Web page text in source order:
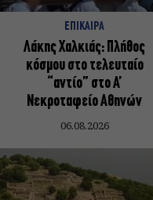
ΕΠΙΚΑΙΡΑ
Λάκης Χαλκιάς: Πλήθος
κόσμου στο τελευταίο
“αντίο” στο Α’
Νεκροταφείο Αθηνών
06.08.2026